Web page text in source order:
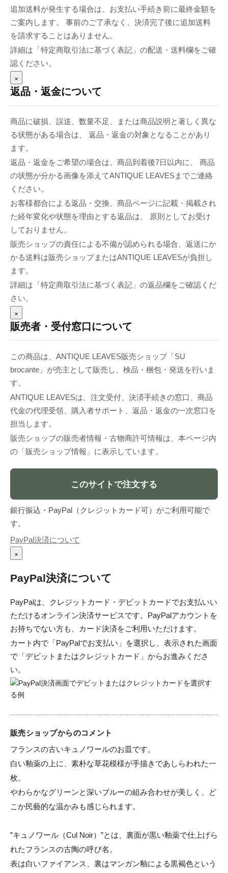
追加送料が発生する場合は、お支払い手続き前に最終金額を
ご案内します。 事前のご了承なく、決済完了後に追加送料
を請求することはありません。
詳細は「特定商取引法に基づく表記」の配送・送料欄をご確
認ください。
×
返品・返金について
商品に破損、誤送、数量不足、または商品説明と著しく異な
る状態がある場合は、 返品・返金の対象となることがあり
ます。
返品・返金をご希望の場合は、商品到着後7日以内に、 商品
の状態が分かる画像を添えてANTIQUE LEAVESまでご連絡
ください。
お客様都合による返品・交換、商品ページに記載・掲載され
た経年変化や状態を理由とする返品は、 原則としてお受け
しておりません。
販売ショップの責任による不備が認められる場合、返送にか
かる送料は販売ショップまたはANTIQUE LEAVESが負担し
ます。
詳細は「特定商取引法に基づく表記」の返品欄をご確認くだ
さい。
×
販売者・受付窓口について
この商品は、ANTIQUE LEAVES販売ショップ「SU
brocante」が売主として販売し、検品・梱包・発送を行いま
す。
ANTIQUE LEAVESは、注文受付、決済手続きの窓口、商品
代金の代理受領、購入者サポート、返品・返金の一次窓口を
担当します。
販売ショップの販売者情報・古物商許可情報は、本ページ内
の「販売ショップ情報」に表示しています。
このサイトで注文する
銀行振込・PayPal（クレジットカード可）がご利用可能で
す。
PayPal決済について
×
PayPal決済について
PayPalは、クレジットカード・デビットカードでお支払いい
ただけるオンライン決済サービスです。PayPalアカウントを
お持ちでない方も、カード決済をご利用いただけます。
カート内で「PayPalでお支払い」を選択し、表示された画面
で「デビットまたはクレジットカード」からお進みくださ
い。
販売ショップからのコメント
フランスの古いキュノワールのお皿です。
白い釉薬の上に、素朴な草花模様が手描きであしらわれた一
枚。
やわらかなグリーンと深いブルーの組み合わせが美しく、ど
こか民藝的な温かみも感じられます。
”キュノワール（Cul Noir）”とは、裏面が黒い釉薬で仕上げら
れたフランスの古陶の呼び名。
表は白いファイアンス、裏はマンガン釉による黒褐色という